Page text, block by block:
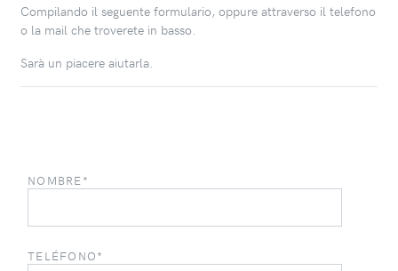
Compilando il seguente formulario, oppure attraverso il telefono
o la mail che troverete in basso.
Sarà un piacere aiutarla.
NOMBRE*
TELÉFONO*